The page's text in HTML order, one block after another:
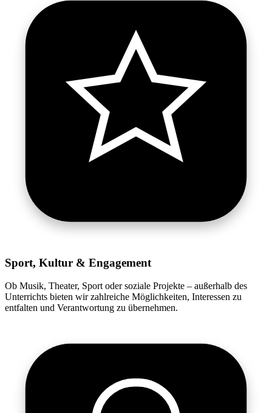
Sport, Kultur & Engagement
Ob Musik, Theater, Sport oder soziale Projekte – außerhalb des
Unterrichts bieten wir zahlreiche Möglichkeiten, Interessen zu
entfalten und Verantwortung zu übernehmen.